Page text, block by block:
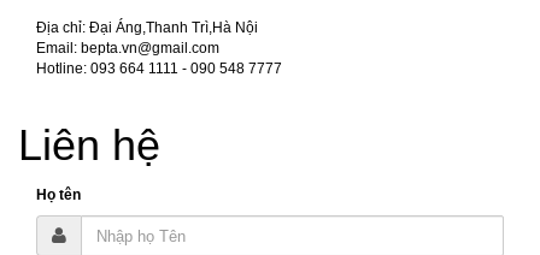
Địa chỉ: Đại Áng,Thanh Trì,Hà Nội
Email: bepta.vn@gmail.com
Hotline: 093 664 1111 - 090 548 7777
Liên hệ
Họ tên